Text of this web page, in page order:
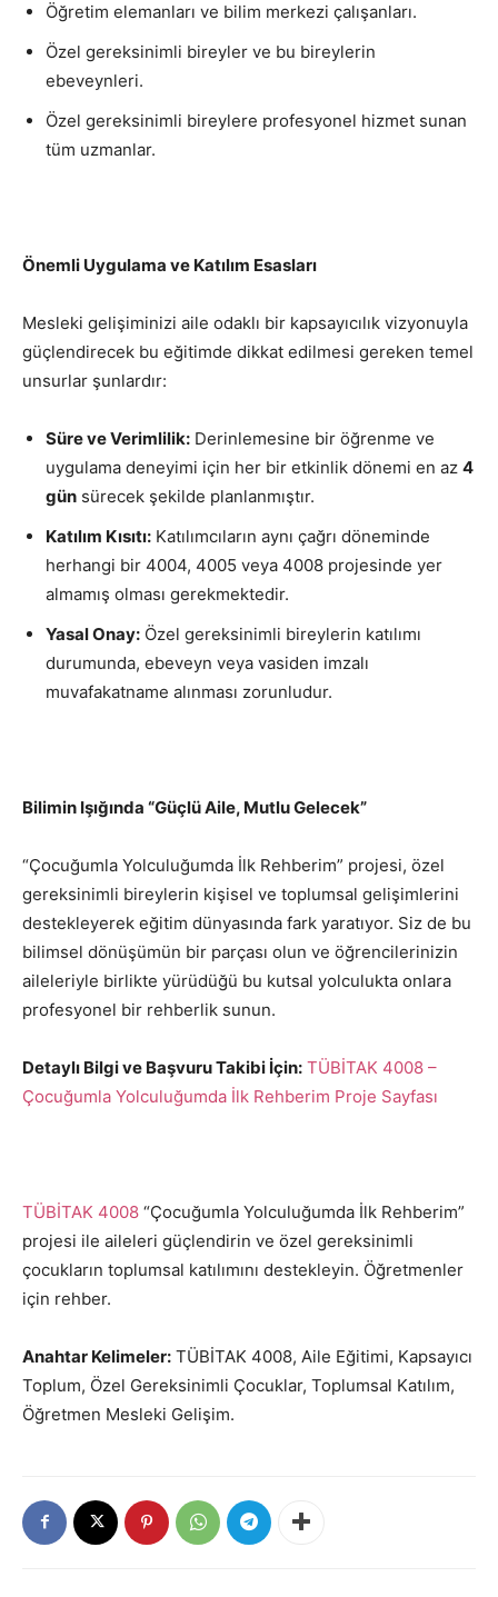
Öğretim elemanları ve bilim merkezi çalışanları.
Özel gereksinimli bireyler ve bu bireylerin
ebeveynleri.
Özel gereksinimli bireylere profesyonel hizmet sunan
tüm uzmanlar.
Önemli Uygulama ve Katılım Esasları
Mesleki gelişiminizi aile odaklı bir kapsayıcılık vizyonuyla
güçlendirecek bu eğitimde dikkat edilmesi gereken temel
unsurlar şunlardır:
Süre ve Verimlilik: Derinlemesine bir öğrenme ve
uygulama deneyimi için her bir etkinlik dönemi en az 4
gün sürecek şekilde planlanmıştır.
Katılım Kısıtı: Katılımcıların aynı çağrı döneminde
herhangi bir 4004, 4005 veya 4008 projesinde yer
almamış olması gerekmektedir.
Yasal Onay: Özel gereksinimli bireylerin katılımı
durumunda, ebeveyn veya vasiden imzalı
muvafakatname alınması zorunludur.
Bilimin Işığında “Güçlü Aile, Mutlu Gelecek”
“Çocuğumla Yolculuğumda İlk Rehberim” projesi, özel
gereksinimli bireylerin kişisel ve toplumsal gelişimlerini
destekleyerek eğitim dünyasında fark yaratıyor. Siz de bu
bilimsel dönüşümün bir parçası olun ve öğrencilerinizin
aileleriyle birlikte yürüdüğü bu kutsal yolculukta onlara
profesyonel bir rehberlik sunun.
Detaylı Bilgi ve Başvuru Takibi İçin: TÜBİTAK 4008 –
Çocuğumla Yolculuğumda İlk Rehberim Proje Sayfası
TÜBİTAK 4008 “Çocuğumla Yolculuğumda İlk Rehberim”
projesi ile aileleri güçlendirin ve özel gereksinimli
çocukların toplumsal katılımını destekleyin. Öğretmenler
için rehber.
Anahtar Kelimeler: TÜBİTAK 4008, Aile Eğitimi, Kapsayıcı
Toplum, Özel Gereksinimli Çocuklar, Toplumsal Katılım,
Öğretmen Mesleki Gelişim.